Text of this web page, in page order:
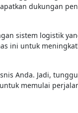
dukungan
sistem logistik
ini untuk
Anda. Jadi,
untuk memulai